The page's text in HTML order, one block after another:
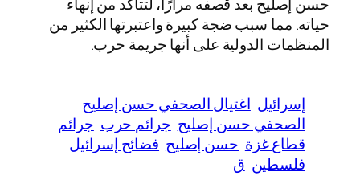
حياته. مما سبب ضجة كبيرة واعتبرتها الكثير من
المنظمات الدولية على أنها جريمة حرب.
إسرائيل اغتيال الصحفي حسن إصليح
الصحفي حسن إصليح جرائم حرب جرائم
قطاع غزة حسن إصليح فضائح إسرائيل
فلسطين ق